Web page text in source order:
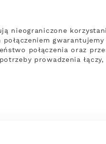
nieograniczone
połączeniem
połączenia oraz
prowadzenia